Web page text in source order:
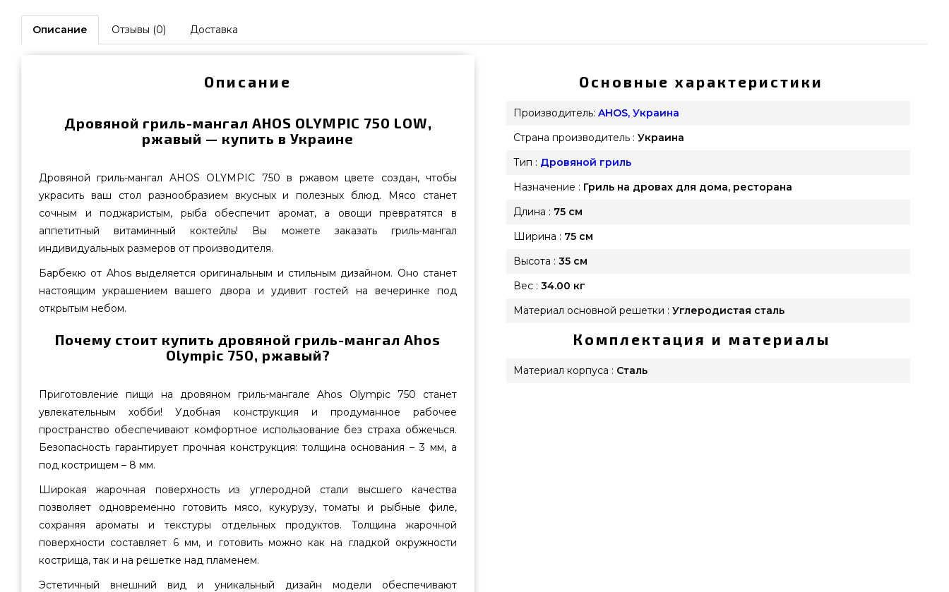
Описание Отзывы (0) Доставка
Описание
Дровяной гриль-мангал AHOS OLYMPIC 750 LOW,
ржавый — купить в Украине
Дровяной гриль-мангал AHOS OLYMPIC 750 в ржавом цвете создан, чтобы
украсить ваш стол разнообразием вкусных и полезных блюд. Мясо станет
сочным и поджаристым, рыба обеспечит аромат, а овощи превратятся в
аппетитный витаминный коктейль! Вы можете заказать гриль-мангал
индивидуальных размеров от производителя.
Барбекю от Ahos выделяется оригинальным и стильным дизайном. Оно станет
настоящим украшением вашего двора и удивит гостей на вечеринке под
открытым небом.
Почему стоит купить дровяной гриль-мангал Ahos
Olympic 750, ржавый?
Приготовление пищи на дровяном гриль-мангале Ahos Olympic 750 станет
увлекательным хобби! Удобная конструкция и продуманное рабочее
пространство обеспечивают комфортное использование без страха обжечься.
Безопасность гарантирует прочная конструкция: толщина основания – 3 мм, а
под кострищем – 8 мм.
Широкая жарочная поверхность из углеродной стали высшего качества
позволяет одновременно готовить мясо, кукурузу, томаты и рыбные филе,
сохраняя ароматы и текстуры отдельных продуктов. Толщина жарочной
поверхности составляет 6 мм, и готовить можно как на гладкой окружности
кострища, так и на решетке над пламенем.
Эстетичный внешний вид и уникальный дизайн модели обеспечивают
Основные характеристики
Производитель: AHOS, Украина
Страна производитель : Украина
Тип : Дровяной гриль
Назначение : Гриль на дровах для дома, ресторана
Длина : 75 см
Ширина : 75 см
Высота : 35 см
Вес : 34.00 кг
Материал основной решетки : Углеродистая сталь
Комплектация и материалы
Материал корпуса : Сталь